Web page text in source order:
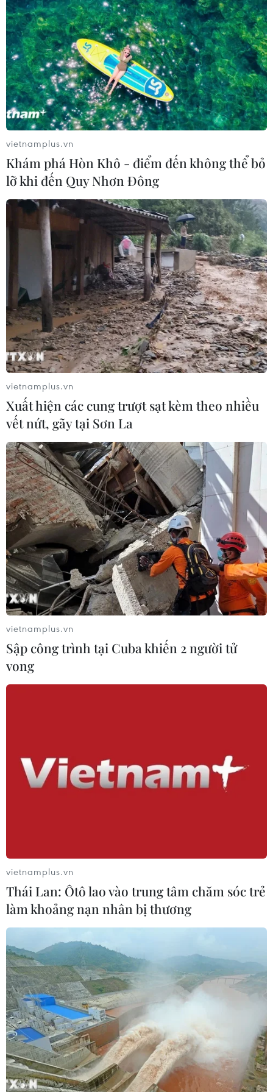
TIN CÙNG CHUYÊN MỤC
Thưởng vượt kế hoạch: động lực còn
vietnamplus.vn
Khám phá Hòn Khô - điểm đến không thể bỏ
lỡ khi đến Quy Nhơn Đông
vietnamplus.vn
Xuất hiện các cung trượt sạt kèm theo nhiều
vết nứt, gãy tại Sơn La
vietnamplus.vn
Sập công trình tại Cuba khiến 2 người tử
vong
vietnamplus.vn
Thái Lan: Ôtô lao vào trung tâm chăm sóc trẻ
làm khoảng nạn nhân bị thương